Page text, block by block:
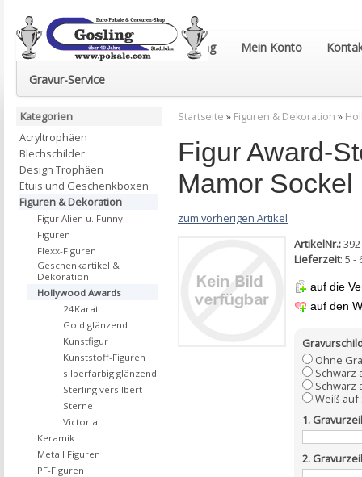
Euro-Pokale & Gravur-Shop Gosling Mein Konto
Gravur-Service
Startseite » Figuren & Dekoration »
Figur Award-
Mamor Sockel
zum vorherigen Artikel
ArtikelNr.:
Lieferzeit: 5 -
auf die
auf den
Ohne
Schwarz
Schwarz
Weiß auf
1.
2.
Kategorien
Acryltrophäen
Blechschilder
Design Trophäen
Etuis und Geschenkboxen
Figuren & Dekoration
Figur Alien u. Funny
Figuren
Flexx-Figuren
Geschenkartikel &
Dekoration
Hollywood Awards
24Karat
Gold glänzend
Kunstfigur
Kunststoff-Figuren
silberfarbig glänzend
Sterling versilbert
Sterne
Victoria
Keramik
Metall Figuren
PF-Figuren